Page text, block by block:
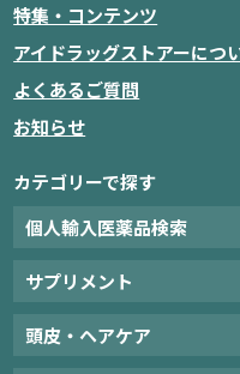
特集・コンテンツ
アイドラッグストアーにつ
よくあるご質問
お知らせ
カテゴリーで探す
個人輸入医薬品検索
サプリメント
頭皮・ヘアケア